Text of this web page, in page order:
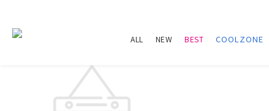
ALL NEW BEST